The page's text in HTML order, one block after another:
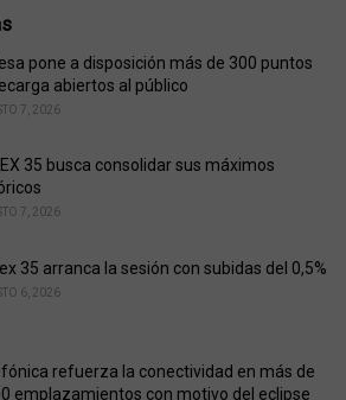
pone a disposición más de 300 puntos
abiertos al público
7, 2026
35 busca consolidar sus máximos
7, 2026
35 arranca la sesión con subidas del 0,5%
6, 2026
refuerza la conectividad en más de
emplazamientos con motivo del eclipse